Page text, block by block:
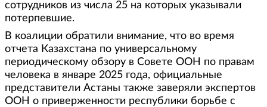
сотрудников из числа 25 на которых указывали
потерпевшие.
В коалиции обратили внимание, что во время
отчета Казахстана по универсальному
периодическому обзору в Совете ООН по правам
человека в январе 2025 года, официальные
представители Астаны также заверяли экспертов
ООН о приверженности республики борьбе с